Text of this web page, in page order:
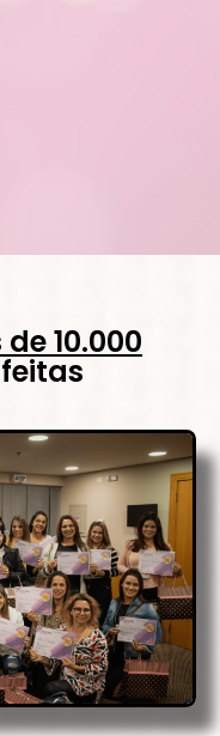
10.000